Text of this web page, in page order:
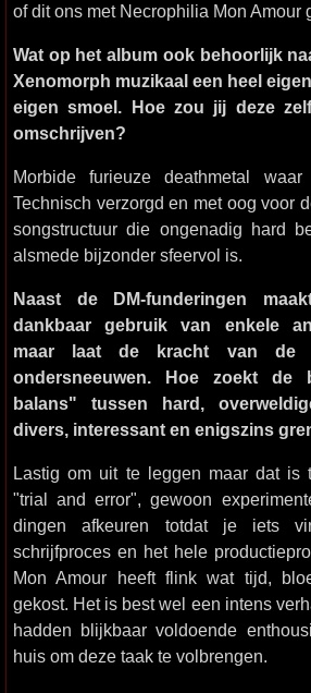
of dit ons met Necrophilia Mon Amour
Wat op het album ook behoorlijk
Xenomorph muzikaal een heel
eigen smoel. Hoe zou jij deze
omschrijven?
Morbide furieuze deathmetal
Technisch verzorgd en met oog voor
songstructuur die ongenadig hard
alsmede bijzonder sfeervol is.
Naast de DM-funderingen
dankbaar gebruik van enkele
maar laat de kracht van de
ondersneeuwen. Hoe zoekt de
balans" tussen hard,
divers, interessant en enigszins
Lastig om uit te leggen maar dat is
"trial and error", gewoon
dingen afkeuren totdat je iets
schrijfproces en het hele
Mon Amour heeft flink wat tijd,
gekost. Het is best wel een intens
hadden blijkbaar voldoende
huis om deze taak te volbrengen.